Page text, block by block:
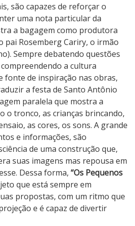
são capazes de reforçar o
uma nota particular da
a bagagem como produtora
pai Rosemberg Cariry, o irmão
Sempre debatendo questões
a cultura
fonte de inspiração nas obras,
a festa de Santo Antônio
paralela que mostra a
o tronco, as crianças brincando,
as cores, os sons. A grande
e informações, são
de uma construção que,
suas imagens mas repousa em
Dessa forma, “Os Pequenos
que está sempre em
propostas, com um ritmo que
e é capaz de divertir